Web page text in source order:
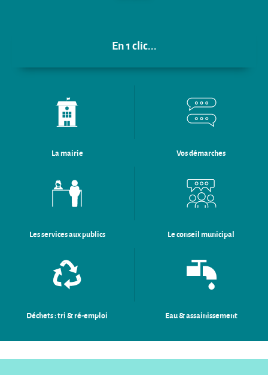
En 1 clic...
La mairie Vos démarches
Les services aux publics Le conseil municipal
Déchets : tri & ré-emploi Eau & assainissement